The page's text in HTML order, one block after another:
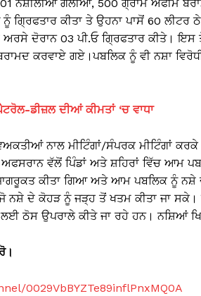
ਨਸ਼ੀਲੀਆਂ ਗੋਲੀਆਂ, 500 ਗ੍ਰਾਮ ਅਫੀਮ
ਕੀਤਾ ਤੇ ਉਹਨਾ ਪਾਸੋਂ 60 ਲੀਟਰ
ਦੋਰਾਨ 03 ਪੀ.ਓ ਗ੍ਰਿਫਤਾਰ ਕੀਤੇ।
ਕਰਵਾਏ ਗਏ।ਪਬਲਿਕ ਨੂੰ ਵੀ ਨਸ਼ਾ
ਡੀਜ਼ਲ ਦੀਆਂ ਕੀਮਤਾਂ ‘ਚ ਵਾਧਾ
ਨਾਲ ਮੀਟਿੰਗਾਂ/ਸੰਪਰਕ ਮੀਟਿੰਗਾਂ
ਵੱਲੋਂ ਪਿੰਡਾਂ ਅਤੇ ਸ਼ਹਿਰਾਂ ਵਿੱਚ ਆਮ
ਕੀਤਾ ਗਿਆ ਅਤੇ ਆਮ ਪਬਲਿਕ ਨੂੰ ਨਸ਼ੇ
ਦੇ ਕੋਹੜ ਨੂੰ ਜੜ੍ਹ ਤੋਂ ਖਤਮ ਕੀਤਾ ਜਾ ਸਕੇ।
ਠੋਸ ਉਪਰਾਲੇ ਕੀਤੇ ਜਾ ਰਹੇ ਹਨ। ਨਸ਼ਿਆਂ
0029VbBYZTe89inflPnxMQ0A